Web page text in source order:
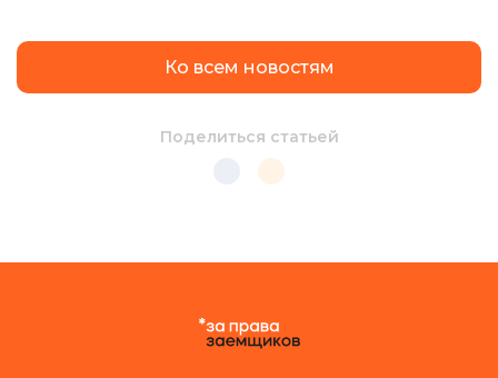
Ко всем новостям
Поделиться статьей